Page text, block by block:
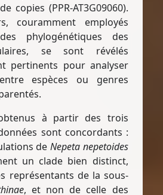
copies (PPR-AT3G09060).
couramment employés
phylogénétiques des
se sont révélés
pertinents pour analyser
espèces ou genres
à partir des trois
sont concordants :
de Nepeta nepetoides
un clade bien distinct,
représentants de la sous-
, et non de celle des